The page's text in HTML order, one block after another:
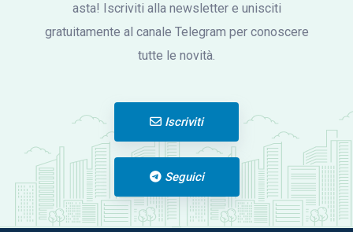
asta! Iscriviti alla newsletter e unisciti
gratuitamente al canale Telegram per conoscere
tutte le novità.
Iscriviti
Seguici